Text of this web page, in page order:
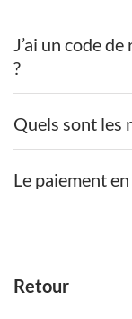
J’ai un code
?
Quels sont les
Le paiement
Retour